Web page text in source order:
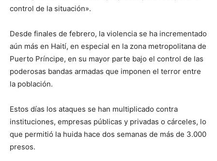
control de la situación».
Desde finales de febrero, la violencia se ha incrementado
aún más en Haití, en especial en la zona metropolitana de
Puerto Príncipe, en su mayor parte bajo el control de las
poderosas bandas armadas que imponen el terror entre
la población.
Estos días los ataques se han multiplicado contra
instituciones, empresas públicas y privadas o cárceles, lo
que permitió la huida hace dos semanas de más de 3.000
presos.